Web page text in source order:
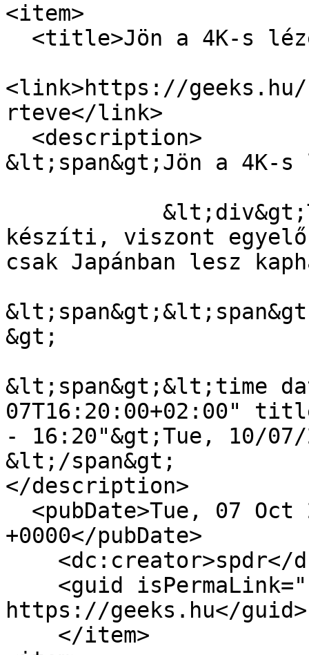
<item>
<link>https://geeks.hu/
rteve</link>
&lt;span&gt;Jön a 4K-
készíti, viszont
csak Japánban lesz
&gt;
&lt;span&gt;&lt;time
07T16:20:00+02:00"
- 16:20"&gt;Tue, 10/
&lt;/span&gt;
</description>
+0000</pubDate>
https://geeks.hu</guid>